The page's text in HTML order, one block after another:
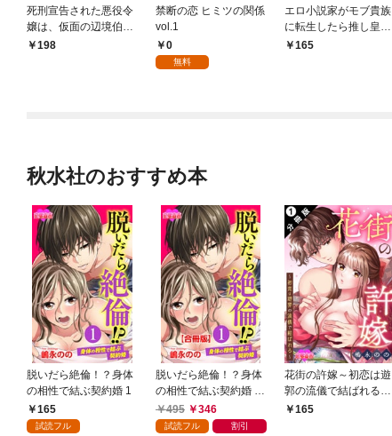
死刑宣告された悪役令
嬢は、仮面の辺境伯に
なぜか溺愛されていま
198
禁断の恋 ヒミツの関係
vol.1
0
無料
エロ小説家がモブ貴族
に転生したら推し皇帝
陛下の閨指導を任され
165
秋水社のおすすめ本
脱いだら絶倫！？身体
の相性で結ぶ契約婚 1
165
試読フル
脱いだら絶倫！？身体
の相性で結ぶ契約婚 合
冊版 1
495 346
試読フル 割引
花街の許嫁～初恋は遊
郭の流儀で結ばれる～
分冊版 1
165